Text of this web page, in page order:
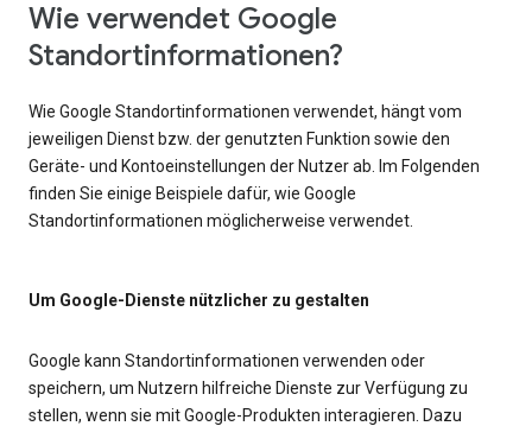
Wie verwendet Google
Standortinformationen?
Wie Google Standortinformationen verwendet, hängt vom
jeweiligen Dienst bzw. der genutzten Funktion sowie den
Geräte- und Kontoeinstellungen der Nutzer ab. Im Folgenden
finden Sie einige Beispiele dafür, wie Google
Standortinformationen möglicherweise verwendet.
Um Google-Dienste nützlicher zu gestalten
Google kann Standortinformationen verwenden oder
speichern, um Nutzern hilfreiche Dienste zur Verfügung zu
stellen, wenn sie mit Google-Produkten interagieren. Dazu